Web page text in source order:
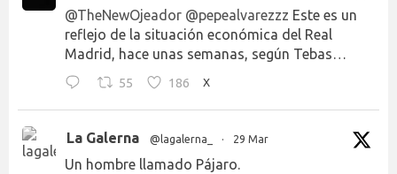
@TheNewOjeador @pepealvarezzz Este es un
reflejo de la situación económica del Real
Madrid, hace unas semanas, según Tebas…
55 186 X
La Galerna @lagalerna_ · 29 Mar
Un hombre llamado Pájaro.